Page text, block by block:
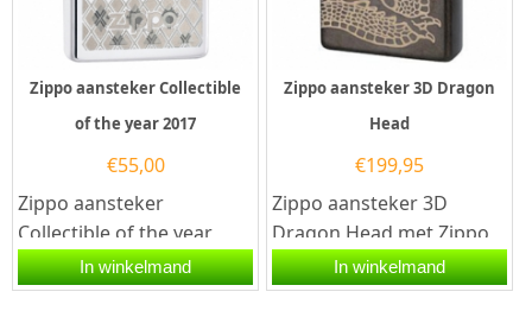
Zippo aansteker Collectible
of the year 2017
€55,00
Zippo aansteker
Collectible of the year
2017. Zippo aansteker
met een hoogglans
In winkelmand
Zippo aansteker 3D Dragon
Head
€199,95
Zippo aansteker 3D
Dragon Head met Zippo
code 2.005.266.Een Zippo
aansteker is een
In winkelmand